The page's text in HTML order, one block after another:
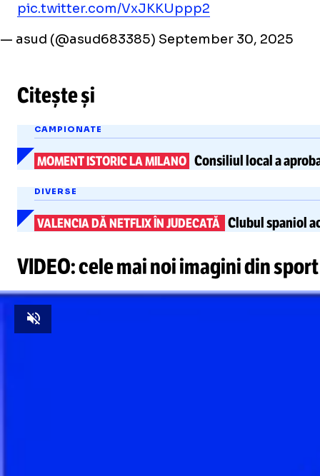
pic.twitter.com/VxJKKUppp2
— asud (@asud683385) September 30, 2025
Citește și
CAMPIONATE
MOMENT ISTORIC LA MILANO Consiliul local a
DIVERSE
VALENCIA DĂ NETFLIX ÎN JUDECATĂ Clubul spaniol
VIDEO: cele mai noi imagini din sport
Unmute